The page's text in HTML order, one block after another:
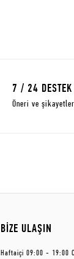
7 / 24 DESTEK
Öneri ve
BİZE ULAŞIN
Haftaiçi 09:00 - 19:00